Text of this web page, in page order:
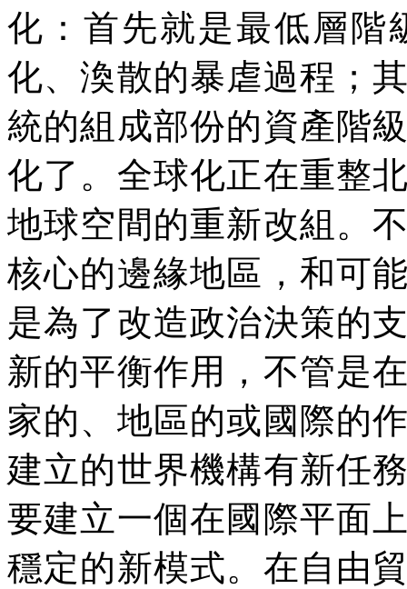
化：首先就是最低層階
化、渙散的暴虐過程；
統的組成部份的資產階
化了。全球化正在重整
地球空間的重新改組。
核心的邊緣地區，和可
是為了改造政治決策的
新的平衡作用， 不管是
家的、地區的或國際的
建立的世界機構有新任
要建立一個在國際平面
穩定的新模式。在自由